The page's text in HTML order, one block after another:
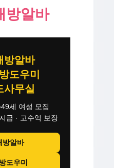
방알바
방알바
도우미
사무실
세 여성 모집
급 · 고수익 보장
방알바
도우미